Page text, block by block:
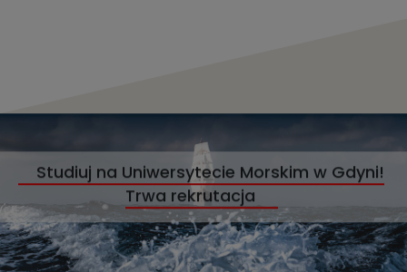
Studiuj na Uniwersytecie Morskim w Gdyni!
Trwa rekrutacja